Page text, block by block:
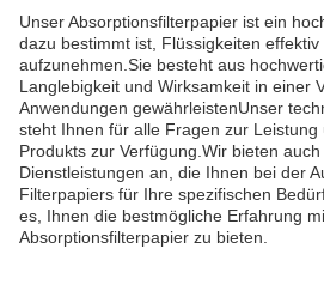
Unser Absorptionsfilterpapier ist ein
dazu bestimmt ist, Flüssigkeiten effektiv
aufzunehmen.Sie besteht aus
Langlebigkeit und Wirksamkeit in einer
Anwendungen gewährleistenUnser
steht Ihnen für alle Fragen zur Leistung
Produkts zur Verfügung.Wir bieten
Dienstleistungen an, die Ihnen bei der
Filterpapiers für Ihre spezifischen
es, Ihnen die bestmögliche Erfahrung
Absorptionsfilterpapier zu bieten.